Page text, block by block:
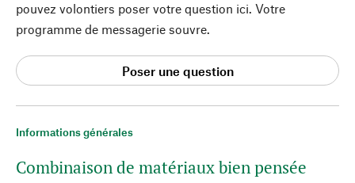
Informations générales
Combinaison de matériaux bien pensée
pouvez volontiers poser votre question ici. Votre
programme de messagerie souvre.
Poser une question